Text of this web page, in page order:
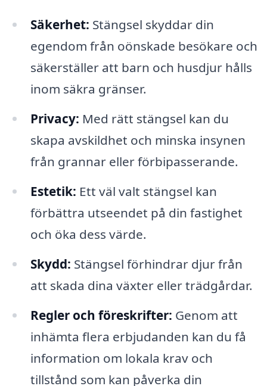
Säkerhet: Stängsel skyddar din
egendom från oönskade besökare och
säkerställer att barn och husdjur hålls
inom säkra gränser.
Privacy: Med rätt stängsel kan du
skapa avskildhet och minska insynen
från grannar eller förbipasserande.
Estetik: Ett väl valt stängsel kan
förbättra utseendet på din fastighet
och öka dess värde.
Skydd: Stängsel förhindrar djur från
att skada dina växter eller trädgårdar.
Regler och föreskrifter: Genom att
inhämta flera erbjudanden kan du få
information om lokala krav och
tillstånd som kan påverka din